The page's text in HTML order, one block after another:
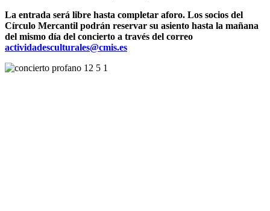
La entrada será libre hasta completar aforo. Los socios del
Círculo Mercantil podrán reservar su asiento hasta la mañana
del mismo día del concierto a través del correo
actividadesculturales@cmis.es